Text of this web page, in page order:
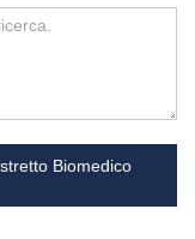
Biomedico